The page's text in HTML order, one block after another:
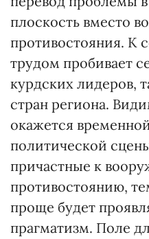
плоскость вместо
противостояния. К
трудом пробивает
курдских лидеров,
стран региона.
окажется
политической
причастные к
противостоянию,
проще будет
прагматизм. Поле